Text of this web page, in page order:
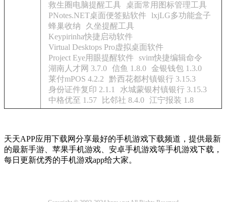
救生圈电脑提醒工具
桌面常用图标管理工具
PNotes.NET桌面便签贴软件 lxjLG多功能盒子
蜂巢收纳
久坐提醒工具
Keypirinha快捷启动软件
Virtual Desktops Pro虚拟桌面软件
Project Eye用眼提醒软件 svim快捷编辑命令
湖南人才网 3.7.0 信鱼 1.8.0
金银钱包 1.3.0
莱付mPOS 4.2.2
黔西花都村镇银行 3.15.3
身份证件复印 2.1.1
水城蒙银村镇银行 3.15.3
中格优至 1.57
比邻社 8.4.0 江宁报装 1.8
天天APP应用下载网分享最好的手机游戏下载频道，提供最新
的最新手游、苹果手机游戏、安卓手机游戏等手机游戏下载，
每日更新优秀的手机游戏app给大家。